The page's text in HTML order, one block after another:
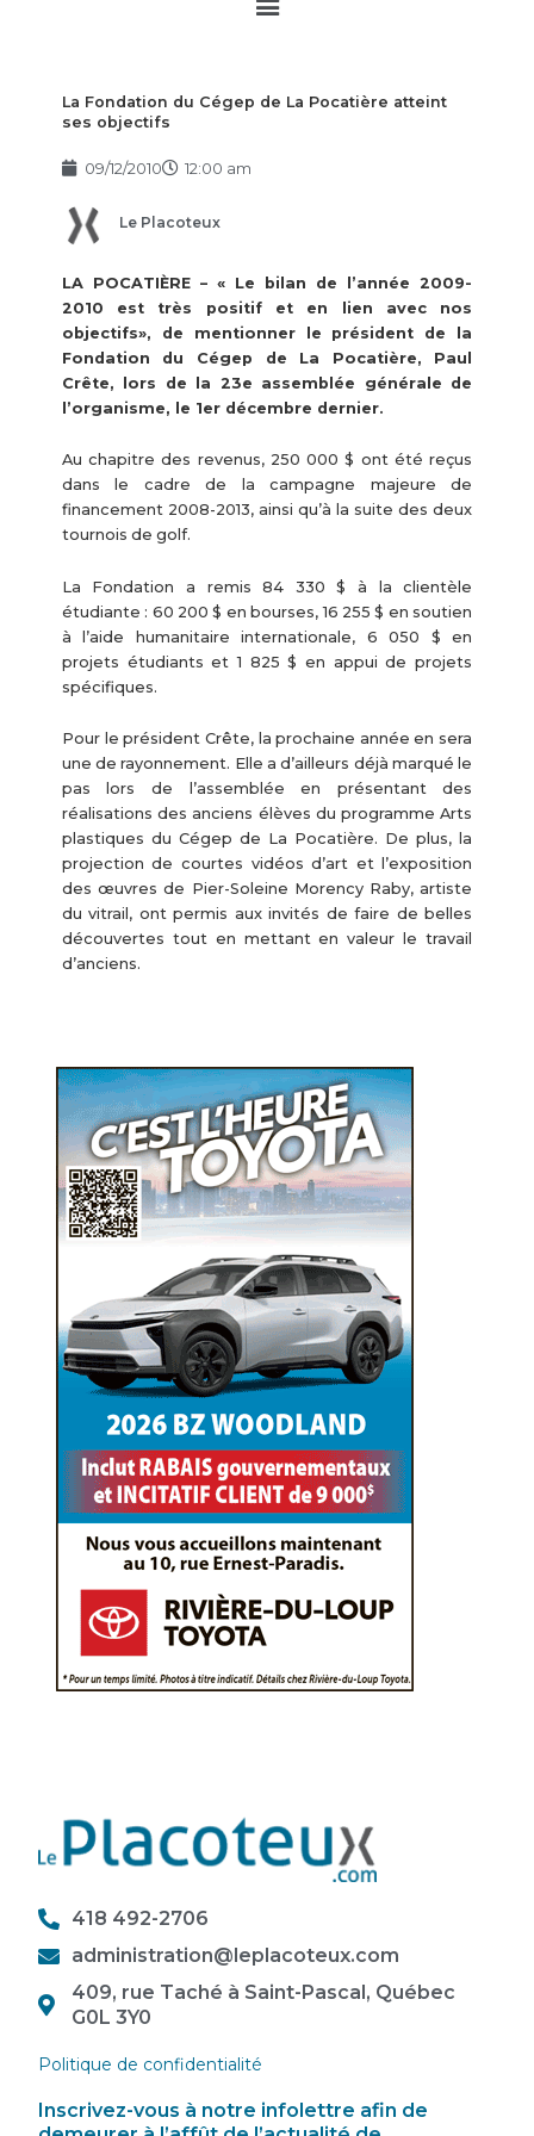
La Fondation du Cégep de La Pocatière atteint
ses objectifs
09/12/2010 12:00 am
Le Placoteux
LA POCATIÈRE – « Le bilan de l’année 2009-
2010 est très positif et en lien avec nos
objectifs», de mentionner le président de la
Fondation du Cégep de La Pocatière, Paul
Crête, lors de la 23e assemblée générale de
l’organisme, le 1er décembre dernier.
Au chapitre des revenus, 250 000 $ ont été reçus
dans le cadre de la campagne majeure de
financement 2008-2013, ainsi qu’à la suite des deux
tournois de golf.
La Fondation a remis 84 330 $ à la clientèle
étudiante : 60 200 $ en bourses, 16 255 $ en soutien
à l’aide humanitaire internationale, 6 050 $ en
projets étudiants et 1 825 $ en appui de projets
spécifiques.
Pour le président Crête, la prochaine année en sera
une de rayonnement. Elle a d’ailleurs déjà marqué le
pas lors de l’assemblée en présentant des
réalisations des anciens élèves du programme Arts
plastiques du Cégep de La Pocatière. De plus, la
projection de courtes vidéos d’art et l’exposition
des œuvres de Pier-Soleine Morency Raby, artiste
du vitrail, ont permis aux invités de faire de belles
découvertes tout en mettant en valeur le travail
d’anciens.
418 492-2706
administration@leplacoteux.com
409, rue Taché à Saint-Pascal, Québec
G0L 3Y0
Politique de confidentialité
Inscrivez-vous à notre infolettre afin de